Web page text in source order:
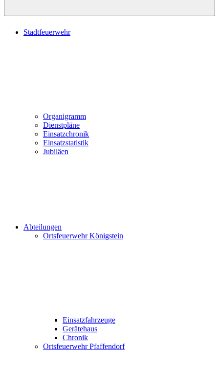
Stadtfeuerwehr
Organigramm
Dienstpläne
Einsatzchronik
Einsatzstatistik
Jubiläen
Abteilungen
Ortsfeuerwehr Königstein
Einsatzfahrzeuge
Gerätehaus
Chronik
Ortsfeuerwehr Pfaffendorf